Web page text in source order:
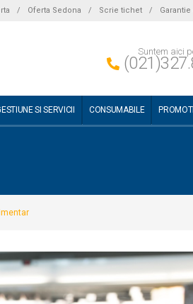
/ Oferta Sedona / Scrie tichet /
Suntem aici
SI SERVICII CONSUMABILE